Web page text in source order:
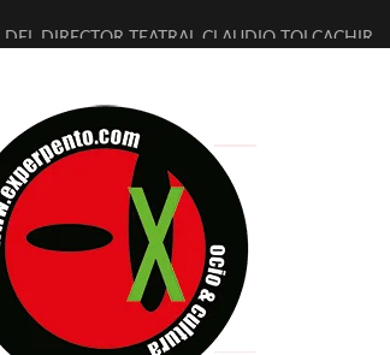
DEL DIRECTOR TEATRAL CLAUDIO TOLCACHIR
[BITÁCORA 3.0] EN EXVITA
EN EXVITA [RELATIVA SENCILLEZ]
INTERPRETANDO A SERRAT
DE ARMONÍA PERSECUTORIA] EN EXVITA
[DESCASADA]